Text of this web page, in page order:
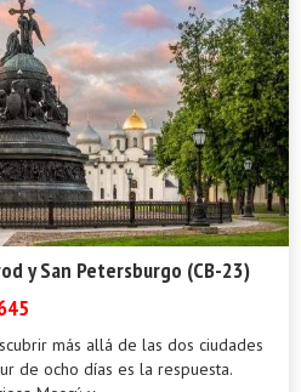
y San Petersburgo (CB-23)
más allá de las dos ciudades
de ocho días es la respuesta.